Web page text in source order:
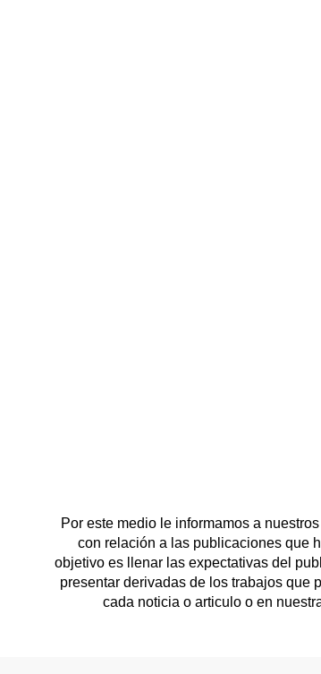
Por este medio le informamos a
con relación a las publicaciones que
objetivo es llenar las expectativas del
presentar derivadas de los trabajos que
cada noticia o articulo o en